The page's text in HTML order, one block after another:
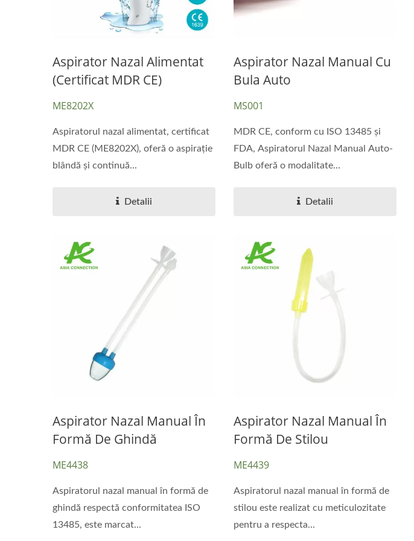
Aspirator Nazal Alimentat
(certificat MDR CE)
ME8202X
Aspiratorul nazal alimentat, certificat
MDR CE (ME8202X), oferă o aspirație
blândă și continuă...
Detalii
Aspirator Nazal Manual Cu
Bula Auto
MS001
MDR CE, conform cu ISO 13485 și
FDA, Aspiratorul Nazal Manual Auto-
Bulb oferă o modalitate...
Detalii
Aspirator Nazal Manual În
Formă De Ghindă
ME4438
Aspiratorul nazal manual în formă de
ghindă respectă conformitatea ISO
13485, este marcat...
Aspirator Nazal Manual În
Formă De Stilou
ME4439
Aspiratorul nazal manual în formă de
stilou este realizat cu meticulozitate
pentru a respecta...